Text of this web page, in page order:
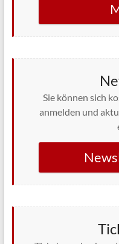
Sie können sich
anmelden und